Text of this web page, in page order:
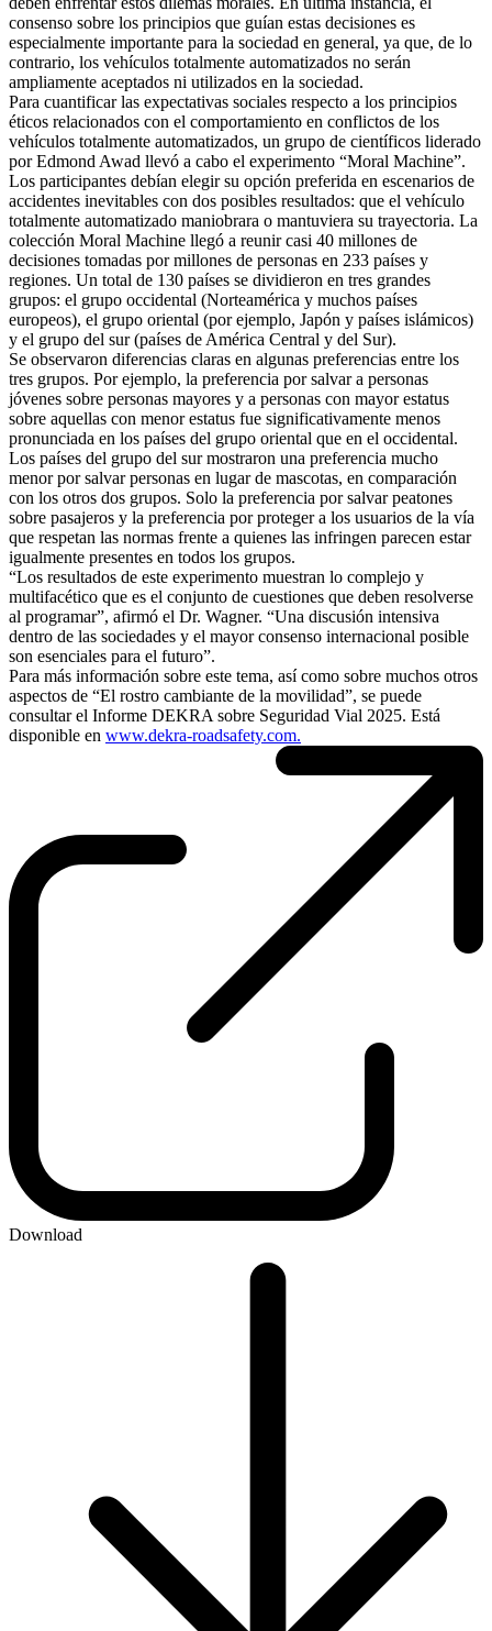
consenso sobre los principios que guían estas decisiones es
especialmente importante para la sociedad en general, ya que, de lo
contrario, los vehículos totalmente automatizados no serán
ampliamente aceptados ni utilizados en la sociedad.
Para cuantificar las expectativas sociales respecto a los principios
éticos relacionados con el comportamiento en conflictos de los
vehículos totalmente automatizados, un grupo de científicos liderado
por Edmond Awad llevó a cabo el experimento “Moral Machine”.
Los participantes debían elegir su opción preferida en escenarios de
accidentes inevitables con dos posibles resultados: que el vehículo
totalmente automatizado maniobrara o mantuviera su trayectoria. La
colección Moral Machine llegó a reunir casi 40 millones de
decisiones tomadas por millones de personas en 233 países y
regiones. Un total de 130 países se dividieron en tres grandes
grupos: el grupo occidental (Norteamérica y muchos países
europeos), el grupo oriental (por ejemplo, Japón y países islámicos)
y el grupo del sur (países de América Central y del Sur).
Se observaron diferencias claras en algunas preferencias entre los
tres grupos. Por ejemplo, la preferencia por salvar a personas
jóvenes sobre personas mayores y a personas con mayor estatus
sobre aquellas con menor estatus fue significativamente menos
pronunciada en los países del grupo oriental que en el occidental.
Los países del grupo del sur mostraron una preferencia mucho
menor por salvar personas en lugar de mascotas, en comparación
con los otros dos grupos. Solo la preferencia por salvar peatones
sobre pasajeros y la preferencia por proteger a los usuarios de la vía
que respetan las normas frente a quienes las infringen parecen estar
igualmente presentes en todos los grupos.
“Los resultados de este experimento muestran lo complejo y
multifacético que es el conjunto de cuestiones que deben resolverse
al programar”, afirmó el Dr. Wagner. “Una discusión intensiva
dentro de las sociedades y el mayor consenso internacional posible
son esenciales para el futuro”.
Para más información sobre este tema, así como sobre muchos otros
aspectos de “El rostro cambiante de la movilidad”, se puede
consultar el Informe DEKRA sobre Seguridad Vial 2025. Está
disponible en www.dekra-roadsafety.com.
Download